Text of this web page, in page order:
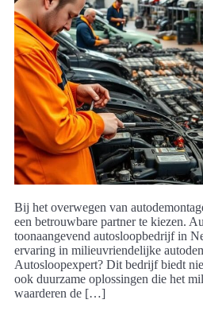
Bij het overwegen van
een betrouwbare partner te kiezen.
toonaangevend autosloopbedrijf in
ervaring in milieuvriendelijke
Autosloopexpert? Dit bedrijf biedt
ook duurzame oplossingen die het
waarderen de […]